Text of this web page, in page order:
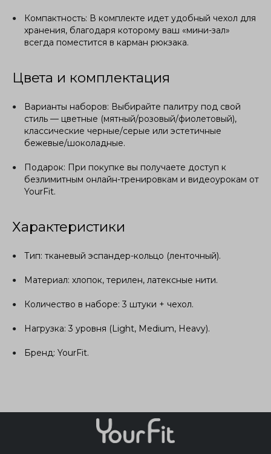
Компактность: В комплекте идет удобный чехол для
хранения, благодаря которому ваш «мини-зал»
всегда поместится в карман рюкзака.
Цвета и комплектация
Варианты наборов: Выбирайте палитру под свой
стиль — цветные (мятный/розовый/фиолетовый),
классические черные/серые или эстетичные
бежевые/шоколадные.
Подарок: При покупке вы получаете доступ к
безлимитным онлайн-тренировкам и видеоурокам от
YourFit.
Характеристики
Тип: тканевый эспандер-кольцо (ленточный).
Материал: хлопок, терилен, латексные нити.
Количество в наборе: 3 штуки + чехол.
Нагрузка: 3 уровня (Light, Medium, Heavy).
Бренд: YourFit.